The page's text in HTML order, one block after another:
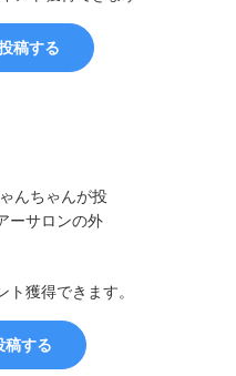
稿する
獲得できます。
稿する